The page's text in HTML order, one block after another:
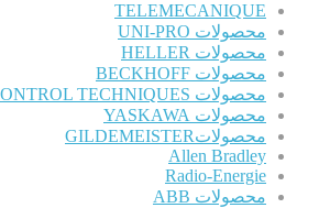
TELEMECANIQUE
محصولات UNI-PRO
محصولات HELLER
محصولات BECKHOFF
محصولات CONTROL TECHNIQUES
محصولات YASKAWA
محصولاتGILDEMEISTER
Allen Bradley
Radio-Energie
محصولات ABB